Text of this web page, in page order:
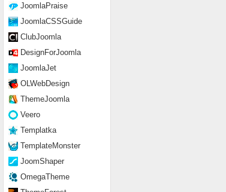
JoomlaPraise
JoomlaCSSGuide
ClubJoomla
DesignForJoomla
JoomlaJet
OLWebDesign
ThemeJoomla
Veero
Templatka
TemplateMonster
JoomShaper
OmegaTheme